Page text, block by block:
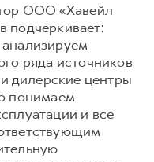
ООО «Хавейл
подчеркивает:
ряда источников
дилерские центры
понимаем
и все